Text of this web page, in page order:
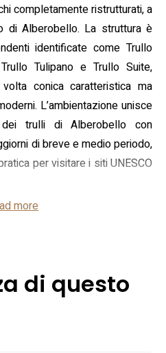
completamente ristrutturati, a
di Alberobello. La struttura è
identificate come Trullo
Tulipano e Trullo Suite,
conica caratteristica ma
L’ambientazione unisce
dei trulli di Alberobello con
di breve e medio periodo,
per visitare i siti UNESCO
di bagno privato, angolo
Wi‑Fi e, nella stagione di
prevede l’utilizzo del
incluso nel soggiorno. Sono
more
di questo